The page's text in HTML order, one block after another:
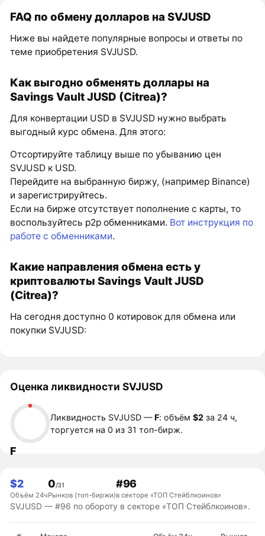
FAQ по обмену долларов на SVJUSD
Ниже вы найдете популярные вопросы и ответы по
теме приобретения SVJUSD.
Как выгодно обменять доллары на
Savings Vault JUSD (Citrea)?
Для конвертации USD в SVJUSD нужно выбрать
выгодный курс обмена. Для этого:
Отсортируйте таблицу выше по убыванию цен
SVJUSD к USD.
Перейдите на выбранную биржу, (например Binance)
и зарегистрируйтесь.
Если на бирже отсутствует пополнение с карты, то
воспользуйтесь p2p обменниками. Вот инструкция по
работе с обменниками.
Какие направления обмена есть у
криптовалюты Savings Vault JUSD
(Citrea)?
На сегодня доступно 0 котировок для обмена или
покупки SVJUSD:
Оценка ликвидности SVJUSD
F
Ликвидность SVJUSD —F: объём$2 за 24 ч,
торгуется на 0 из 31 топ-бирж.
$2
Объём 24ч
0/31
Рынков (топ-биржи)
#96
в секторе «ТОП Стейблкоинов»
SVJUSD — #96 по обороту в секторе «ТОП Стейблкоинов».